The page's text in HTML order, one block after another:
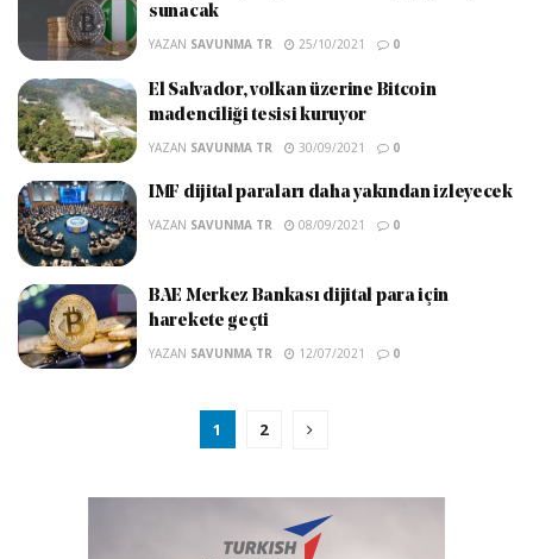
sunacak
YAZAN SAVUNMA TR 25/10/2021 0
El Salvador, volkan üzerine Bitcoin
madenciliği tesisi kuruyor
YAZAN SAVUNMA TR 30/09/2021 0
IMF dijital paraları daha yakından izleyecek
YAZAN SAVUNMA TR 08/09/2021 0
BAE Merkez Bankası dijital para için
harekete geçti
YAZAN SAVUNMA TR 12/07/2021 0
1 2